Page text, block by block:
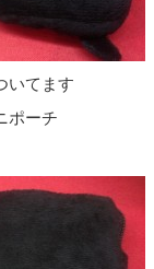
いてます
ポーチ